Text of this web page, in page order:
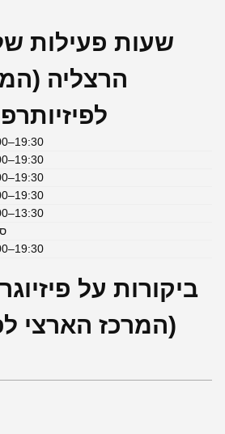
שעות פעילות של
הרצליה
ביקורות על
(המרכז הארצי